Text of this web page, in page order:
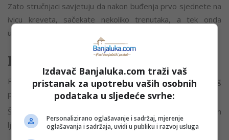
Zato stručnjaci savjetuju da nakon buđenja prvo sjednete na
ivicu kreveta, sačekate nekoliko trenutaka, a tek onda
ustanete.
Fizička aktivnost da, ali uz oprez
Redovno kretanje može doprinijeti boljoj regulaciji krvnog
pritiska.
Šetnja, plivanje ili lagana vožnja bicikla odličan su izbor tokom
ljeta.
Izdavač Banjaluka.com traži vaš
pristanak za upotrebu vaših osobnih
podataka u sljedeće svrhe:
Personalizirano oglašavanje i sadržaj, mjerenje
oglašavanja i sadržaja, uvidi u publiku i razvoj usluga